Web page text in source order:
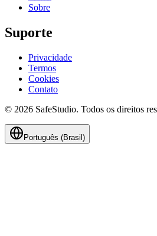
Sobre
Suporte
Privacidade
Termos
Cookies
Contato
© 2026 SafeStudio. Todos os direitos
Português (Brasil)